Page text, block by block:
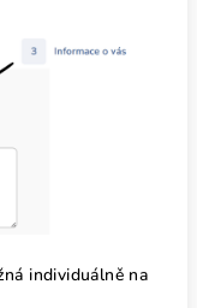
individuálně na